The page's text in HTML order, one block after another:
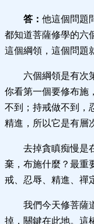
答： 他這個問題
都知道菩薩修學的六
這個綱領，這個問題
六個綱領是有次
你看第一個要修布施
不到；持戒做不到，
精進，所以它是有層
去掉貪瞋痴慢是
棄，布施什麼？最重
戒、忍辱、精進、禪
我們今天修菩薩
掉，關鍵在此地。這